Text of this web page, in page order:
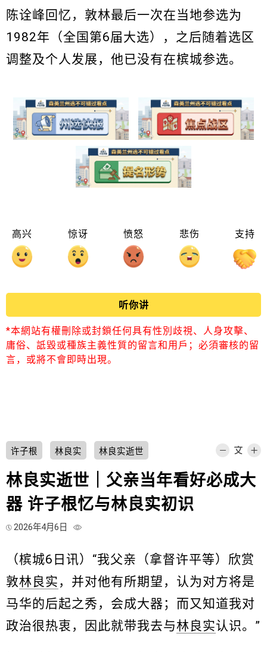
陈诠峰回忆，敦林最后一次在当地参选为
1982年（全国第6届大选），之后随着选区
调整及个人发展，他已没有在槟城参选。
高兴 惊讶 愤怒 悲伤 支持
听你讲
*本網站有權刪除或封鎖任何具有性別歧視、人身攻擊、
庸俗、詆毀或種族主義性質的留言和用戶；必須審核的留
言，或將不會即時出現。
许子根 林良实 林良实逝世
林良实逝世｜父亲当年看好必成大
器 许子根忆与林良实初识
2026年4月6日
（槟城6日讯）“我父亲（拿督许平等）欣赏
敦林良实 ，并对他有所期望，认为对方将是
马华的后起之秀，会成大器；而又知道我对
政治很热衷，因此就带我去与林良实认识。”